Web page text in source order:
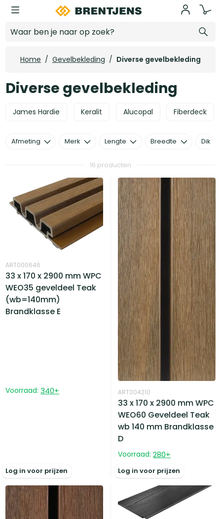
Ga naar hoofdinhoud
Home / Gevelbekleding / Diverse gevelbekleding
Diverse gevelbekleding
James Hardie Keralit Alucopal Fiberdeck
16 producten
ART000646
33 x 170 x 2900 mm WPC
WEO35 geveldeel Teak
(wb=140mm)
Brandklasse E
Voorraad: 340+
Log in voor prijzen
ART004210
33 x 170 x 2900 mm WPC
WEO60 Geveldeel Teak
wb 140 mm Brandklasse
D
Voorraad: 280+
Log in voor prijzen
Afmeting Merk Lengte Breedte Dikte